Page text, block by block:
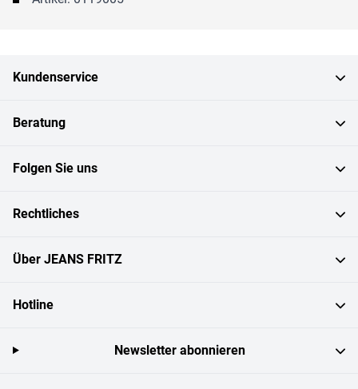
Kundenservice
Beratung
Folgen Sie uns
Rechtliches
Über JEANS FRITZ
Hotline
Newsletter abonnieren